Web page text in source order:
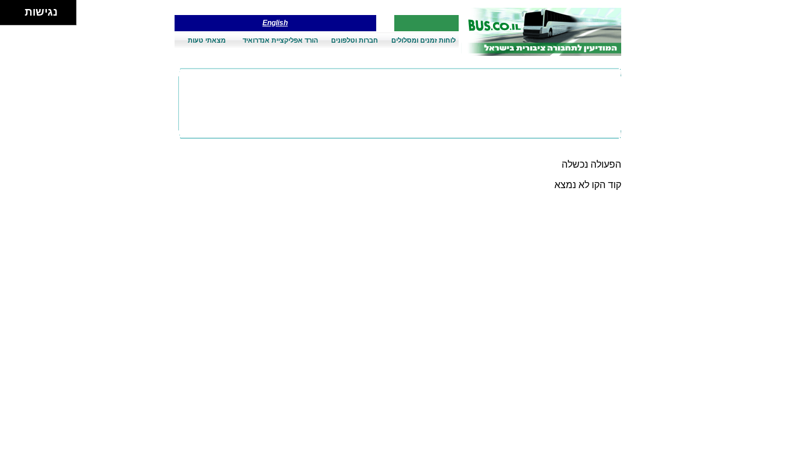
English
לוחות זמנים ומסלולים חברות וטלפונים הורד אפליקציית אנדרואיד מצאתי טעות
הפעולה נכשלה
קוד הקו לא נמצא
נגישות